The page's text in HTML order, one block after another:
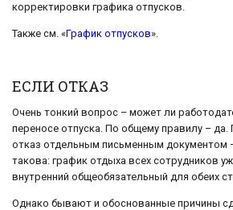
корректировки графика отпусков.
Также см. «График отпусков».
ЕСЛИ ОТКАЗ
Очень тонкий вопрос – может ли
переносе отпуска. По общему правилу –
отказ отдельным письменным документом
такова: график отдыха всех сотрудников
внутренний общеобязательный для обеих
Однако бывают и обоснованные причины